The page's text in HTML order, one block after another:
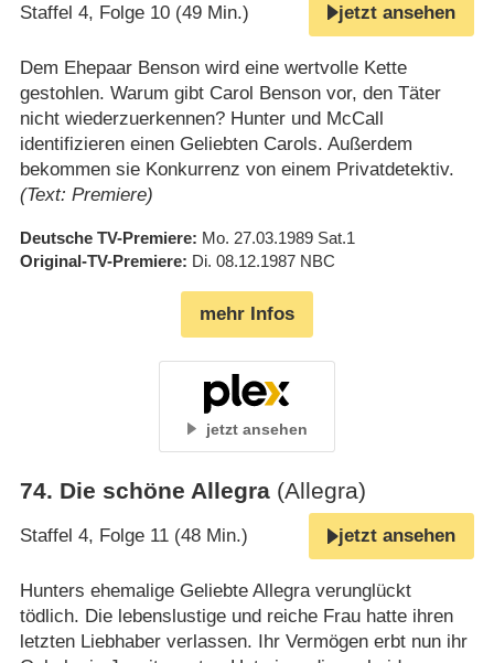
Staffel 4, Folge 10 (49 Min.) jetzt ansehen
Dem Ehepaar Benson wird eine wertvolle Kette
gestohlen. Warum gibt Carol Benson vor, den Täter
nicht wiederzuerkennen? Hunter und McCall
identifizieren einen Geliebten Carols. Außerdem
bekommen sie Konkurrenz von einem Privatdetektiv.
(Text: Premiere)
Deutsche TV-Premiere Mo. 27.03.1989 Sat.1
Original-TV-Premiere Di. 08.12.1987 NBC
mehr Infos
jetzt ansehen
74. Die schöne Allegra (Allegra)
Staffel 4, Folge 11 (48 Min.) jetzt ansehen
Hunters ehemalige Geliebte Allegra verunglückt
tödlich. Die lebenslustige und reiche Frau hatte ihren
letzten Liebhaber verlassen. Ihr Vermögen erbt nun ihr